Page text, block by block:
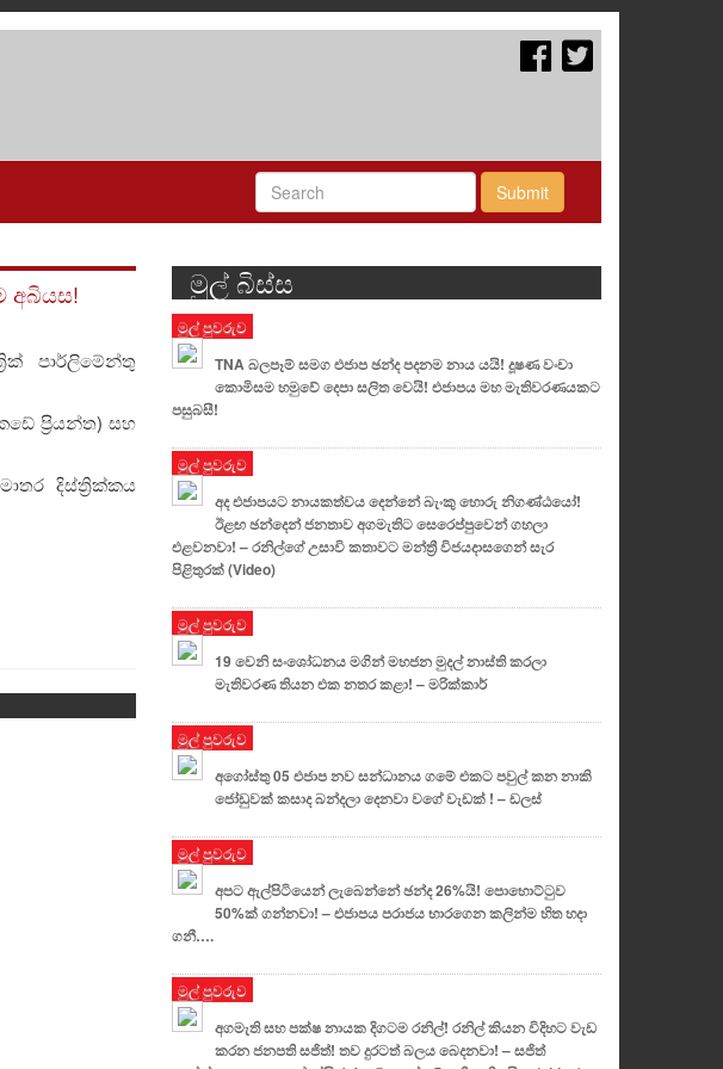
Submit
අබියස!
පාර්ලිමේන්තු
ප්‍රියන්ත) සහ
දිස්ත්‍රික්කය
මුල් බිස්ස
මුල් පුවරුව
TNA බලපෑම් සමග එජාප ඡන්ද පදනම නාය යයි! දූෂණ වංචා
කොමිසම හමුවේ දෙපා සලිත වෙයි! එජාපය මහ මැතිවරණයකට
පසුබසී!
මුල් පුවරුව
අද එජාපයට නායකත්වය දෙන්නේ බැංකු හොරු නිගණ්ඨයෝ!
ඊළඟ ඡන්දෙන් ජනතාව අගමැතිට සෙරෙප්පුවෙන් ගහලා
එළවනවා! – රනිල්ගේ උසාවි කතාවට මන්ත්‍රී විජයදාසගෙන් සැර
පිළිතුරක් (Video)
මුල් පුවරුව
19 වෙනි සංශෝධනය මගින් මහජන මුදල් නාස්ති කරලා
මැතිවරණ තියන එක නතර කළා! – මරික්කාර්
මුල් පුවරුව
අගෝස්තු 05 එජාප නව සන්ධානය ගමේ එකට පවුල් කන නාකි
ජෝඩුවක් කසාද බන්දලා දෙනවා වගේ වැඩක් ! – ඩලස්
මුල් පුවරුව
අපට ඇල්පිටියෙන් ලැබෙන්නේ ඡන්ද 26%යි! පොහොට්ටුව
50%ක් ගන්නවා! – එජාපය පරාජය භාරගෙන කලින්ම හිත හදා
ගනී….
මුල් පුවරුව
අගමැති සහ පක්ෂ නායක දිගටම රනිල්! රනිල් කියන විදිහට වැඩ
කරන ජනපති සජිත්! තව දුරටත් බලය බෙදනවා! – සජිත්